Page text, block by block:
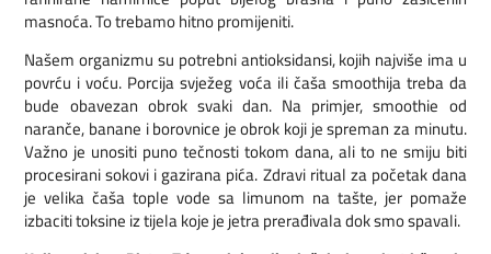
masnoća. To trebamo hitno promijeniti.
Našem organizmu su potrebni antioksidansi, kojih najviše ima u
povrću i voću. Porcija svježeg voća ili čaša smoothija treba da
bude obavezan obrok svaki dan. Na primjer, smoothie od
naranče, banane i borovnice je obrok koji je spreman za minutu.
Važno je unositi puno tečnosti tokom dana, ali to ne smiju biti
procesirani sokovi i gazirana pića. Zdravi ritual za početak dana
je velika čaša tople vode sa limunom na tašte, jer pomaže
izbaciti toksine iz tijela koje je jetra prerađivala dok smo spavali.